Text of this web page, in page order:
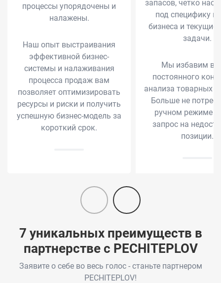
процессы упорядочены и
налажены.
Наш опыт выстраивания
эффективной бизнес-
системы и налаживания
процесса продаж вам
позволяет оптимизировать
ресурсы и риски и получить
успешную бизнес-модель за
короткий срок.
запасов, четко
под специфику
бизнеса и текущие
задачи.
Мы избавим
постоянного
анализа товарных
Больше не
ручном режиме
запрос на
позиции.
7 уникальных преимуществ в
партнерстве с PECHITEPLOV
Заявите о себе во весь голос - станьте партнером
PECHITEPLOV!